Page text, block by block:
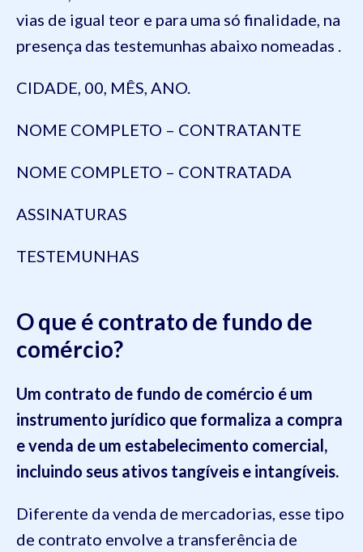
vias de igual teor e para uma só finalidade, na
presença das testemunhas abaixo nomeadas .
CIDADE, 00, MÊS, ANO.
NOME COMPLETO – CONTRATANTE
NOME COMPLETO – CONTRATADA
ASSINATURAS
TESTEMUNHAS
O que é contrato de fundo de
comércio?
Um contrato de fundo de comércio é um
instrumento jurídico que formaliza a compra
e venda de um estabelecimento comercial,
incluindo seus ativos tangíveis e intangíveis.
Diferente da venda de mercadorias, esse tipo
de contrato envolve a transferência de